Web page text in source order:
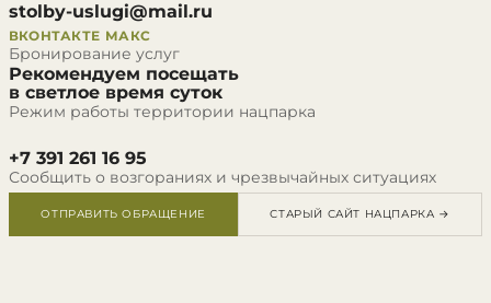
stolby-uslugi@mail.ru
ВКОНТАКТЕ МАКС
Бронирование услуг
Рекомендуем посещать
в светлое время суток
Режим работы территории нацпарка
+7 391 261 16 95
Сообщить о возгораниях и чрезвычайных ситуациях
ОТПРАВИТЬ ОБРАЩЕНИЕ СТАРЫЙ САЙТ НАЦПАРКА →